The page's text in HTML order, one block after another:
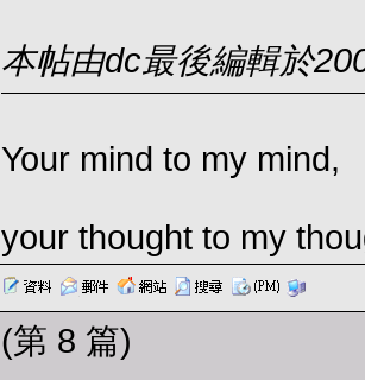
本帖由dc最後編輯於
Your mind to my mind,
your thought to my
(第 8 篇)